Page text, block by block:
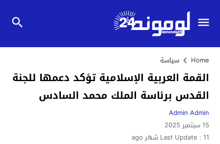
Home سياسة
القمة العربية الإسلامية تؤكد دعمها للجنة
القدس برئاسة الملك محمد السادس
Admin Admin
15 سبتمبر 2025
Last Update : 11 شهر ago